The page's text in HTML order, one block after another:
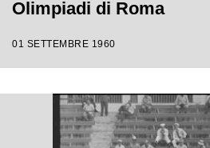
Olimpiadi di Roma
01 SETTEMBRE 1960